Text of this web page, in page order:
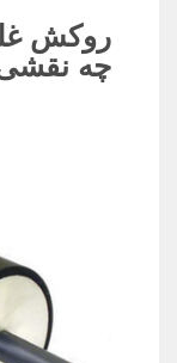
روکش
چه نقشی